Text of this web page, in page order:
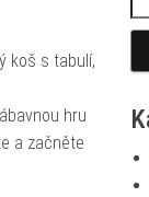
koš s tabulí,
hru
a začněte